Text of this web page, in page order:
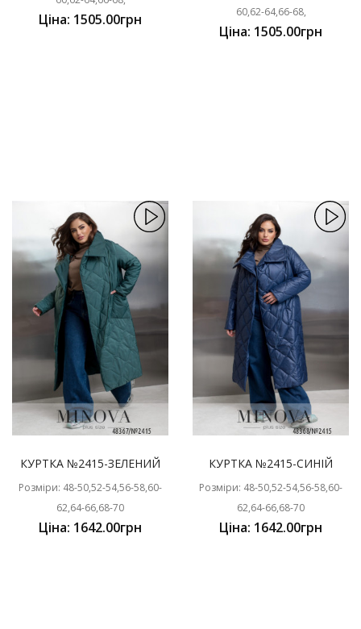
Ціна: 1505.00грн
60,62-64,66-68,
Ціна: 1505.00грн
КУРТКА №2415-ЗЕЛЕНИЙ
Розміри: 48-50,52-54,56-58,60-
62,64-66,68-70
Ціна: 1642.00грн
КУРТКА №2415-СИНІЙ
Розміри: 48-50,52-54,56-58,60-
62,64-66,68-70
Ціна: 1642.00грн